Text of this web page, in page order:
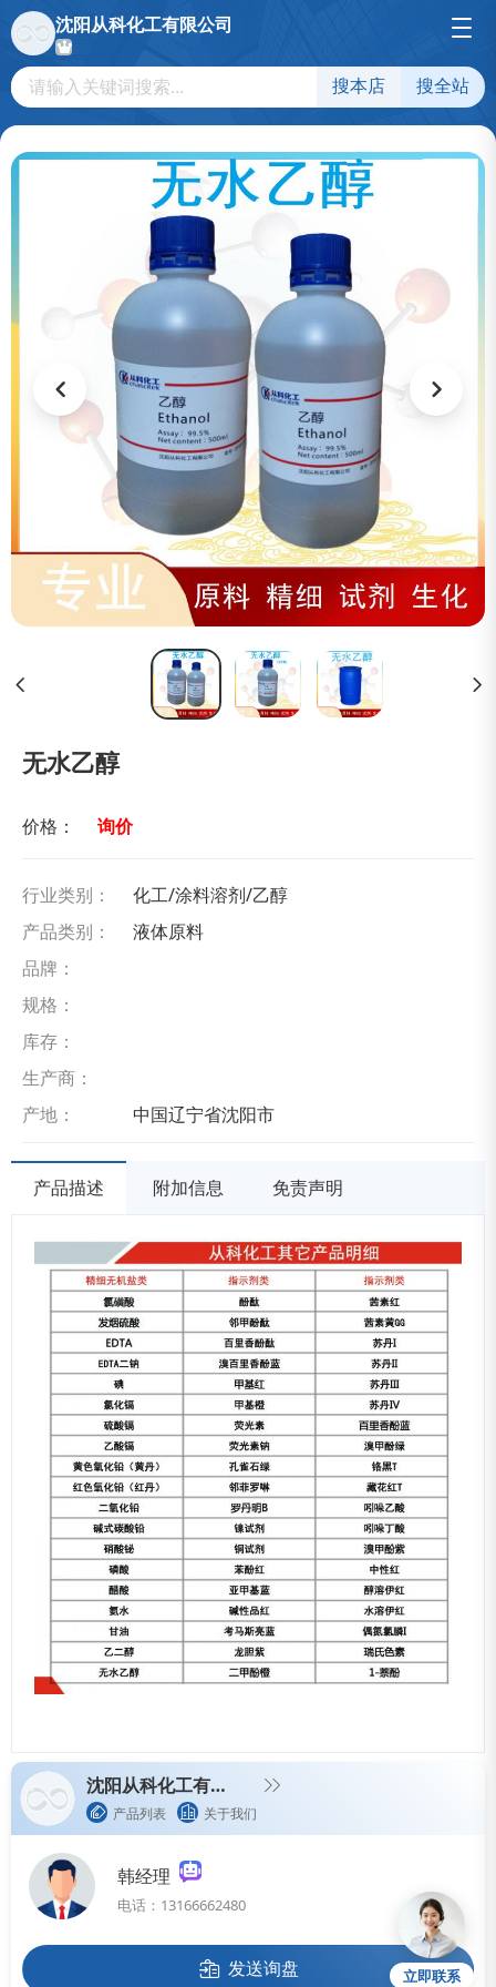
沈阳从科化工有限公司
搜本店 搜全站
无水乙醇
价格： 询价
行业类别：
化工/涂料溶剂/乙醇
产品类别：
液体原料
品牌：
规格：
库存：
生产商：
产地：
中国辽宁省沈阳市
产品描述 附加信息 免责声明
沈阳从科化工有限公司
产品列表 关于我们
韩经理
电话：13166662480
发送询盘 立即联系